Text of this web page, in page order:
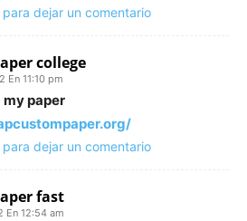
para dejar un comentario
college
En 11:10 pm
paper
para dejar un comentario
fast
En 12:54 am